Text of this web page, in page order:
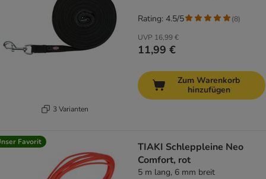
3 Varianten
UVP 16,99 €
11,99 €
Rating: 4.5/5 (8)
Zum Warenkorb
hinzufügen
Favorit
TIAKI Schleppleine Neo
Comfort, rot
5 m lang, 6 mm breit